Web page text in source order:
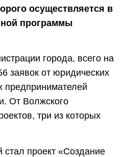
осуществляется в
программы
города, всего на
заявок от юридических
предпринимателей
От Волжского
три из которых
проект «Создание